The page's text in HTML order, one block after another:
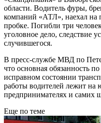
области. Водитель фуры,
компаний «АТЛ», наехал на
пробке. Погибли три
уголовное дело, следствие
случившегося.
В пресс-службе МВД по
что основная обязанность
исправном состоянии
работы водителей лежит
предпринимателях и самих
Еще по теме